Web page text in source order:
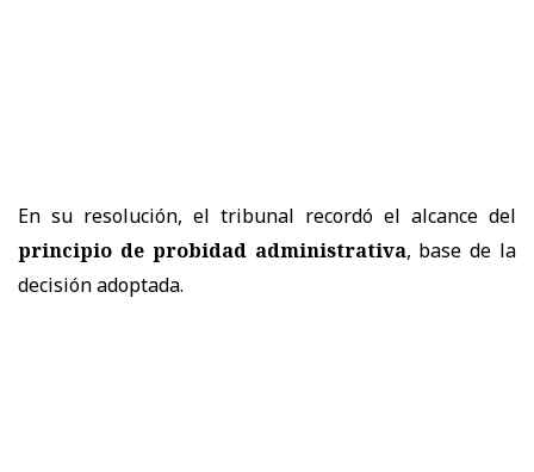
En su resolución, el tribunal recordó el alcance del
principio de probidad administrativa, base de la
decisión adoptada.